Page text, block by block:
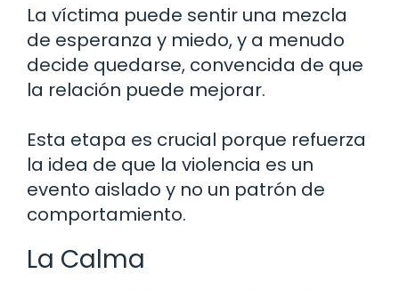
La víctima puede sentir una mezcla
de esperanza y miedo, y a menudo
decide quedarse, convencida de que
la relación puede mejorar.
Esta etapa es crucial porque refuerza
la idea de que la violencia es un
evento aislado y no un patrón de
comportamiento.
La Calma